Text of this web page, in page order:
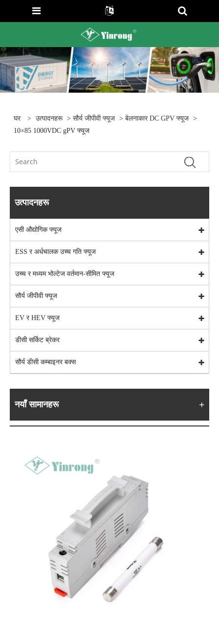
घर > उत्पादनहरू >सौर्य जीपीवी फ्यूज >बेलनाकार DC GPV फ्यूज >
10×85 1000VDC gPV फ्यूज
उत्पादनहरू
एसी औद्योगिक फ्यूज
ESS र अर्धचालक उच्च गति फ्यूज
उच्च र मध्यम भोल्टेज वर्तमान-सीमित फ्यूज
सौर्य जीपीवी फ्यूज
EV र HEV फ्यूज
डीसी सर्किट ब्रेकर
सौर्य डीसी कम्बाइनर बक्स
नयाँ सामानहरू